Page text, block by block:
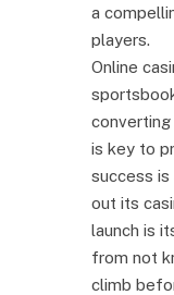
a
players.
Online
is key to
success
out its
launch is
from not
climb